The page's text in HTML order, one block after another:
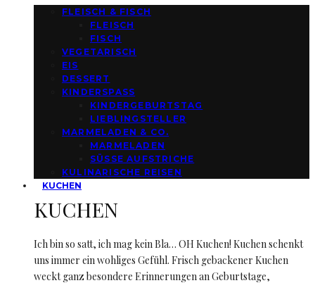
FLEISCH & FISCH
FLEISCH
FISCH
VEGETARISCH
EIS
DESSERT
KINDERSPASS
KINDERGEBURTSTAG
LIEBLINGSTELLER
MARMELADEN & CO.
MARMELADEN
SÜSSE AUFSTRICHE
KULINARISCHE REISEN
KUCHEN
KUCHEN
Ich bin so satt, ich mag kein Bla… OH Kuchen! Kuchen schenkt
uns immer ein wohliges Gefühl. Frisch gebackener Kuchen
weckt ganz besondere Erinnerungen an Geburtstage,